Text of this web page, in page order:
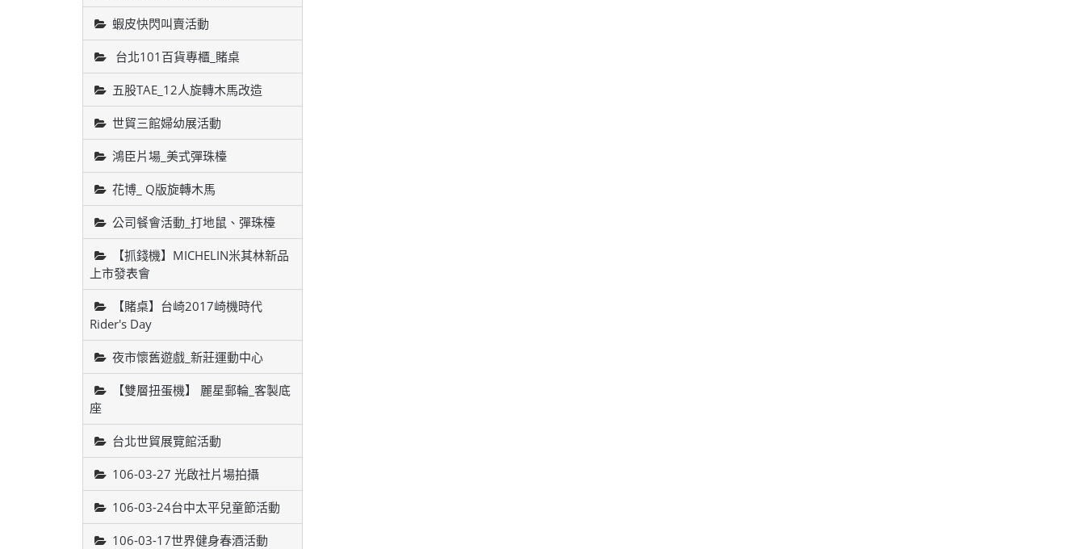
蝦皮快閃叫賣活動
台北101百貨專櫃_賭桌
五股TAE_12人旋轉木馬改造
世貿三館婦幼展活動
鴻臣片場_美式彈珠檯
花博_ Q版旋轉木馬
公司餐會活動_打地鼠、彈珠檯
【抓錢機】MICHELIN米其林新品
上市發表會
【賭桌】台崎2017崎機時代
Rider's Day
夜市懷舊遊戲_新莊運動中心
【雙層扭蛋機】 麗星郵輪_客製底
座
台北世貿展覽館活動
106-03-27 光啟社片場拍攝
106-03-24台中太平兒童節活動
106-03-17世界健身春酒活動